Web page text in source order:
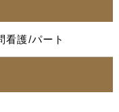
看護/パート